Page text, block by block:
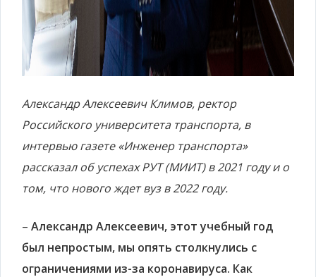
Александр Алексеевич Климов, ректор
Российского университета транспорта, в
интервью газете «Инженер транспорта»
рассказал об успехах РУТ (МИИТ) в 2021 году и о
том, что нового ждет вуз в 2022 году.
– Александр Алексеевич, этот учебный год
был непростым, мы опять столкнулись с
ограничениями из-за коронавируса. Как